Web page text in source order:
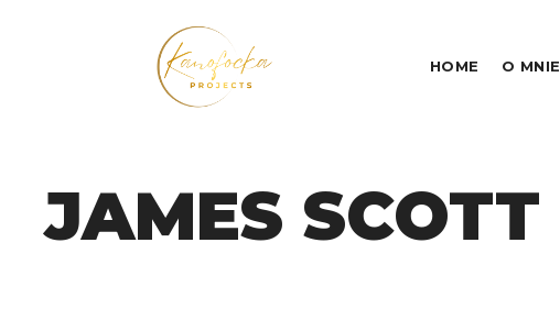
HOME O MNIE
JAMES SCOTT